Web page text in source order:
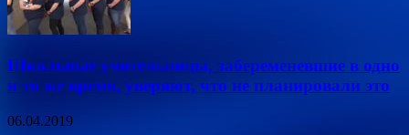
Школьные учительницы, забеременевшие в одно
и то же время, уверяют, что не планировали это
06.04.2019